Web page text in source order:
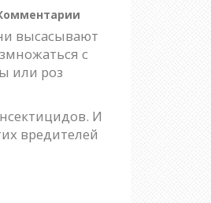
высасывают
с
или роз
И
вредителей